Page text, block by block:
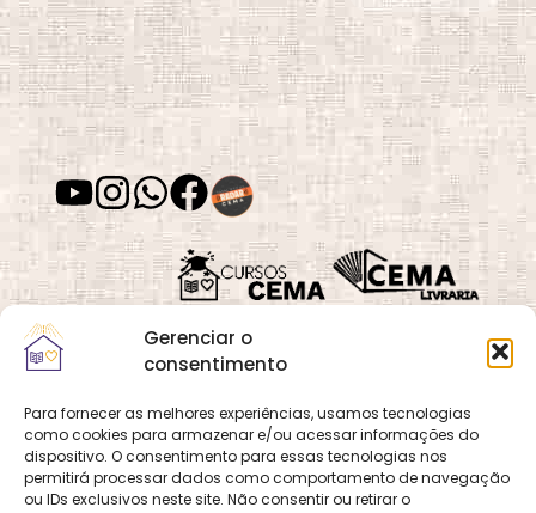
Gerenciar o
consentimento
Para fornecer as melhores experiências, usamos tecnologias
como cookies para armazenar e/ou acessar informações do
dispositivo. O consentimento para essas tecnologias nos
permitirá processar dados como comportamento de navegação
ou IDs exclusivos neste site. Não consentir ou retirar o
Depressão
Desafios e
Superação
Desenvolvimento
de Habilidades
Desenvolvimento
Espiritual
Desenvolvimento
Moral
Desvios
Espirituais
Dia das Mães
Quadra 02, Lote 16,
Vila Vicentina,
Planaltina, Brasília-
OCemaneté um site
que pertence e é gerido